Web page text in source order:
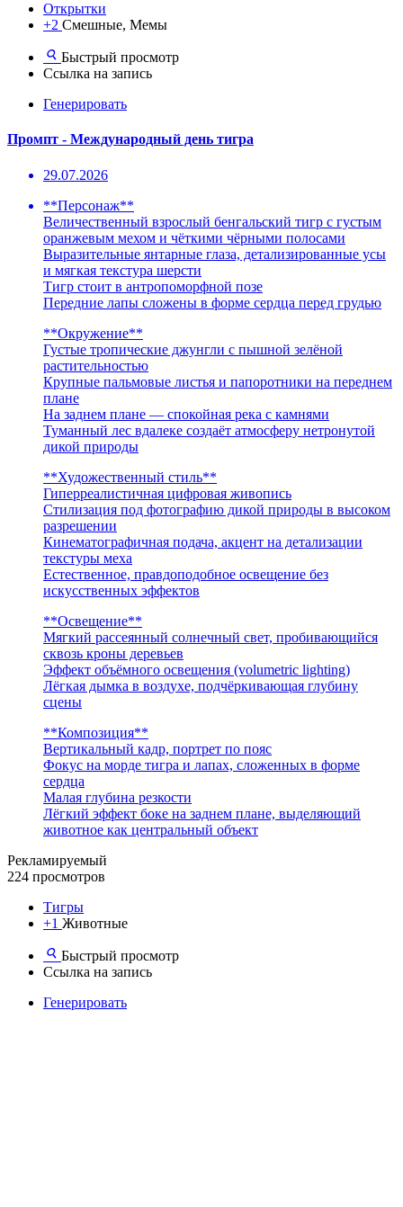
Открытки
+2 Смешные, Мемы
Быстрый просмотр
Ссылка на запись
Генерировать
Промпт - Международный день тигра
29.07.2026
**Персонаж**
Величественный взрослый бенгальский тигр с густым
оранжевым мехом и чёткими чёрными полосами
Выразительные янтарные глаза, детализированные усы
и мягкая текстура шерсти
Тигр стоит в антропоморфной позе
Передние лапы сложены в форме сердца перед грудью
**Окружение**
Густые тропические джунгли с пышной зелёной
растительностью
Крупные пальмовые листья и папоротники на переднем
плане
На заднем плане — спокойная река с камнями
Туманный лес вдалеке создаёт атмосферу нетронутой
дикой природы
**Художественный стиль**
Гиперреалистичная цифровая живопись
Стилизация под фотографию дикой природы в высоком
разрешении
Кинематографичная подача, акцент на детализации
текстуры меха
Естественное, правдоподобное освещение без
искусственных эффектов
**Освещение**
Мягкий рассеянный солнечный свет, пробивающийся
сквозь кроны деревьев
Эффект объёмного освещения (volumetric lighting)
Лёгкая дымка в воздухе, подчёркивающая глубину
сцены
**Композиция**
Вертикальный кадр, портрет по пояс
Фокус на морде тигра и лапах, сложенных в форме
сердца
Малая глубина резкости
Лёгкий эффект боке на заднем плане, выделяющий
животное как центральный объект
Рекламируемый
224 просмотров
Тигры
+1 Животные
Быстрый просмотр
Ссылка на запись
Генерировать